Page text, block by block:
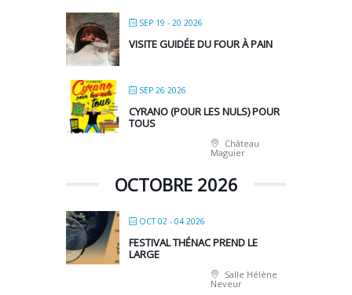
SEP 19 - 20 2026
VISITE GUIDÉE DU FOUR À PAIN
SEP 26 2026
CYRANO (POUR LES NULS) POUR
TOUS
Château
Maguier
OCTOBRE 2026
OCT 02 - 04 2026
FESTIVAL THÉNAC PREND LE
LARGE
Salle Hélène
Neveur